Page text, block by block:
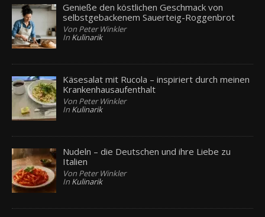
Genieße den köstlichen Geschmack von
selbstgebackenem Sauerteig-Roggenbrot
Von Peter Winkler
In Kulinarik
Käsesalat mit Rucola – inspiriert durch meinen
Krankenhausaufenthalt
Von Peter Winkler
In Kulinarik
Nudeln – die Deutschen und ihre Liebe zu
Italien
Von Peter Winkler
In Kulinarik